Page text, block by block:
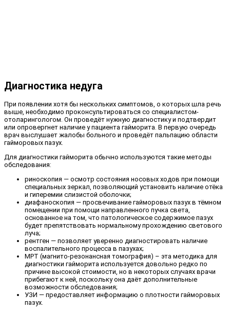
Диагностика недуга
При появлении хотя бы нескольких симптомов, о которых шла речь
выше, необходимо проконсультироваться со специалистом-
отоларингологом. Он проведёт нужную диагностику и подтвердит
или опровергнет наличие у пациента гайморита. В первую очередь
врач выслушает жалобы больного и проведёт пальпацию области
гайморовых пазух.
Для диагностики гайморита обычно используются такие методы
обследования:
риноскопия — осмотр состояния носовых ходов при помощи
специальных зеркал, позволяющий установить наличие отёка
и гиперемии слизистой оболочки;
диафаноскопия — просвечивание гайморовых пазух в тёмном
помещении при помощи направленного пучка света,
основанное на том, что патологическое содержимое пазух
будет препятствовать нормальному прохождению светового
луча;
рентген — позволяет уверенно диагностировать наличие
воспалительного процесса в пазухах;
МРТ (магнито-резонансная томография) – эта методика для
диагностики гайморита используется довольно редко по
причине высокой стоимости, но в некоторых случаях врачи
прибегают к ней, поскольку она даёт дополнительные
возможности обследования;
УЗИ — предоставляет информацию о плотности гайморовых
пазух.